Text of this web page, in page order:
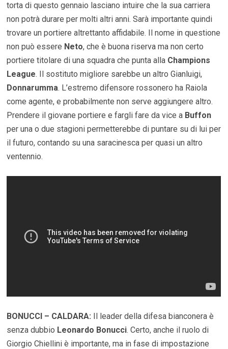
torta di questo gennaio lasciano intuire che la sua carriera
non potrà durare per molti altri anni. Sarà importante quindi
trovare un portiere altrettanto affidabile. Il nome in questione
non può essere Neto, che è buona riserva ma non certo
portiere titolare di una squadra che punta alla Champions
League. Il sostituto migliore sarebbe un altro Gianluigi,
Donnarumma. L’estremo difensore rossonero ha Raiola
come agente, e probabilmente non serve aggiungere altro.
Prendere il giovane portiere e fargli fare da vice a Buffon
per una o due stagioni permetterebbe di puntare su di lui per
il futuro, contando su una saracinesca per quasi un altro
ventennio.
BONUCCI – CALDARA: Il leader della difesa bianconera è
senza dubbio Leonardo Bonucci. Certo, anche il ruolo di
Giorgio Chiellini è importante, ma in fase di impostazione